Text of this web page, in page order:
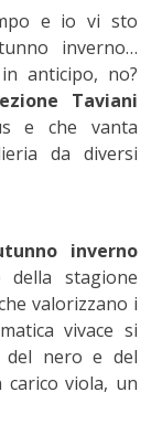
e io vi sto
inverno…
anticipo, no?
Taviani
e che vanta
da diversi
inverno
stagione
valorizzano i
vivace si
del nero e del
viola, un